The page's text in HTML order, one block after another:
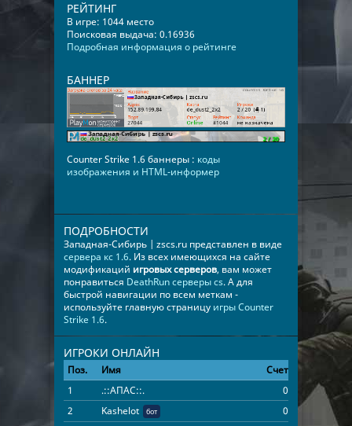
РЕЙТИНГ
В игре: 1044 место
Поисковая выдача: 0.16936
Подробная информация о рейтинге
БАННЕР
Counter Strike 1.6 баннеры : коды
изображения и HTML-информер
ПОДРОБНОСТИ
Западная-Сибирь | zscs.ru представлен в виде
сервера кс 1.6. Из всех имеющихся на сайте
модификаций игровых серверов, вам может
понравиться DeathRun серверы cs. А для
быстрой навигации по всем меткам -
используйте главную страницу игры Counter
Strike 1.6.
ИГРОКИ ОНЛАЙН
Поз. Имя Счет Время
1
.::АПАС::. 0 04:40:48
2
Kashelot бот 0 19:42:10